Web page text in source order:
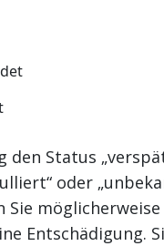
den Status
oder
Sie möglicherweise
Entschädigung.